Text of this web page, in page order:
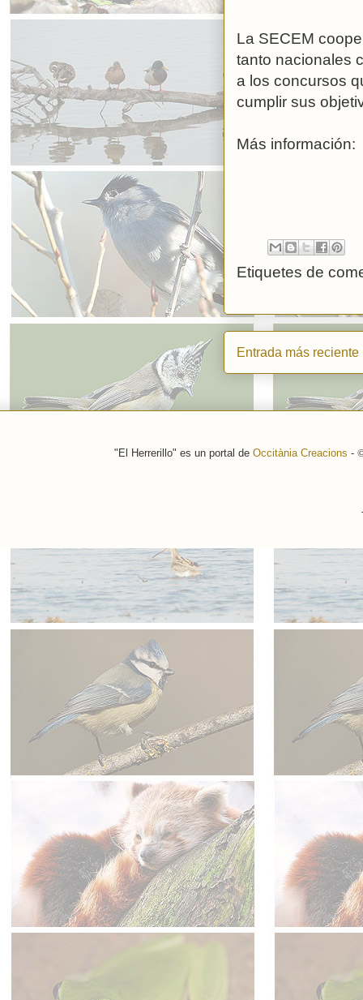
La SECEM
tanto nacionales
a los concursos
cumplir sus
Más información:
Etiquetes de
Entrada más reciente
"El Herrerillo" es un portal de Occitània Creacions -